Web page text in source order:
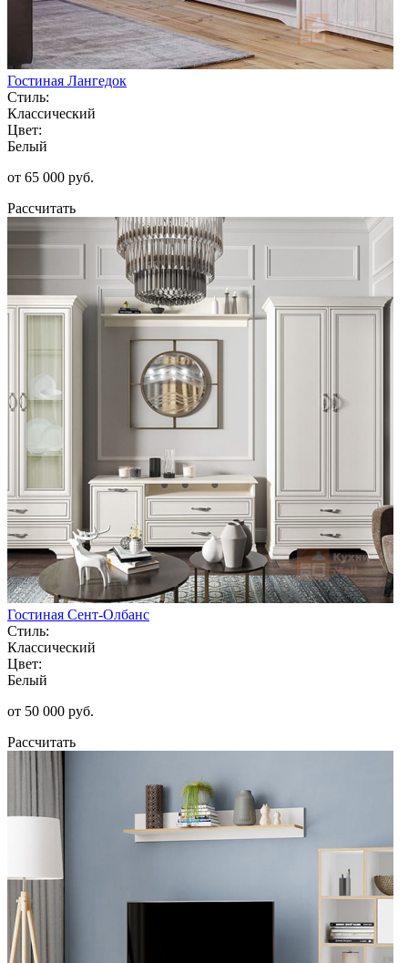
Гостиная Лангедок
Стиль:
Классический
Цвет:
Белый
от 65 000 руб.
Рассчитать
Гостиная Сент-Олбанс
Стиль:
Классический
Цвет:
Белый
от 50 000 руб.
Рассчитать